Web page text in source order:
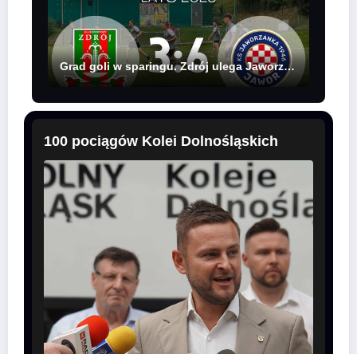
Grad goli w sparingu. Zdrój ulega Jaworzance
100 pociągów Kolei Dolnośląskich